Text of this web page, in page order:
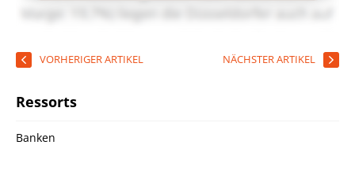
VORHERIGER ARTIKEL NÄCHSTER ARTIKEL
Ressorts
Banken